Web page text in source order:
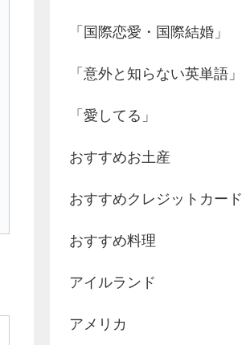
「国際恋愛・国際結婚」
「意外と知らない英単語」
「愛してる」
おすすめお土産
おすすめクレジットカード
おすすめ料理
アイルランド
アメリカ